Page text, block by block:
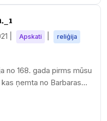
Apskati
reliģija
no 168. gada pirms mūsu
ņemta no Barbaras